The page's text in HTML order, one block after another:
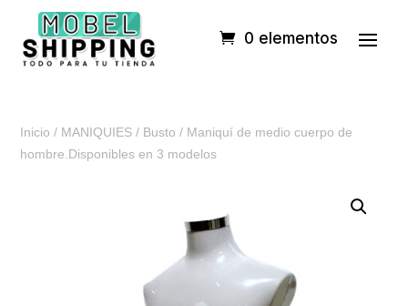
0 elementos
Inicio / MANIQUIES / Busto / Maniquí de medio cuerpo de
hombre.Disponibles en 3 modelos